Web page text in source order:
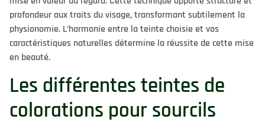
profondeur aux traits du visage, transformant subtilement la
physionomie. L’harmonie entre la teinte choisie et vos
caractéristiques naturelles détermine la réussite de cette mise
en beauté.
Les différentes teintes de
colorations pour sourcils